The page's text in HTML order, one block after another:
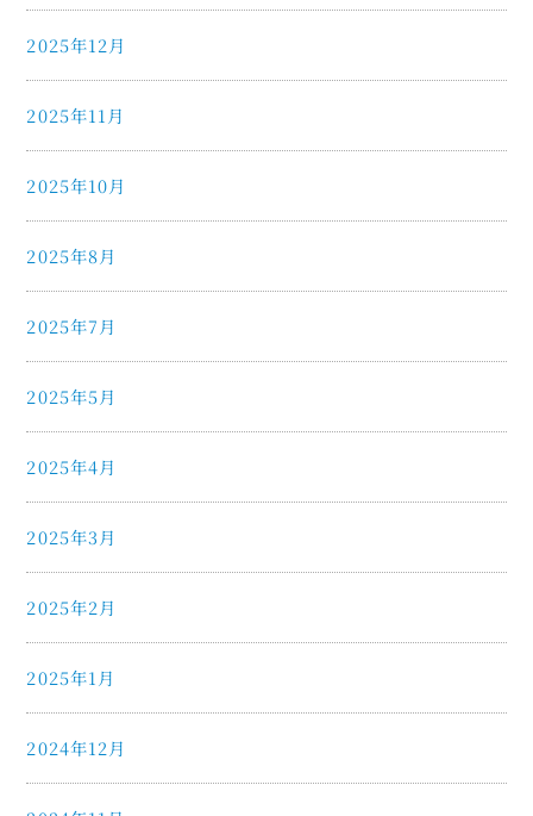
2025年12月
2025年11月
2025年10月
2025年8月
2025年7月
2025年5月
2025年4月
2025年3月
2025年2月
2025年1月
2024年12月